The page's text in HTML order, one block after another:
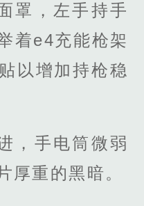
罩，左手持手
着e4充能枪架
以增加持枪稳
，手电筒微弱
厚重的黑暗。